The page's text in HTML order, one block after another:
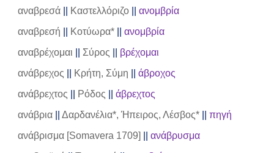
αναβρεσά|| Καστελλόριζο|| ανομβρία
αναβρεσή
Κοτύωρα*|| ανομβρία
αναβρέχομαι
Σύρος
βρέχομαι
ανάβρεχος
Κρήτη, Σύμη
άβροχος
ανάβρεχτος
Ρόδος
άβρεχτος
ανάβρια|| Δαρδανέλια*, Ήπειρος, Λέσβος*|| πηγή
ανάβρισμα [Somavera 1709]
ανάβρυσμα